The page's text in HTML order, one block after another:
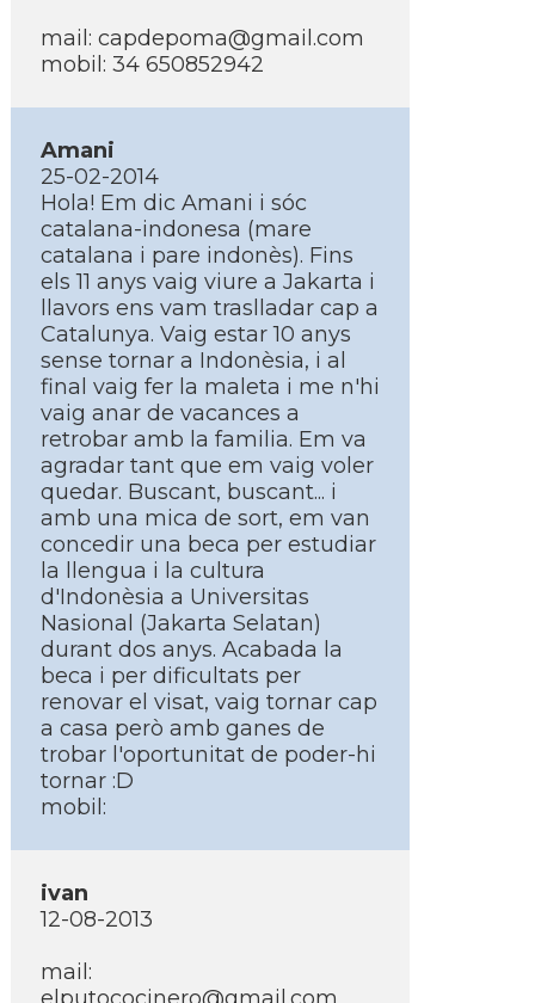
mail: capdepoma@gmail.com
mobil: 34 650852942
Amani
25-02-2014
Hola! Em dic Amani i sóc
catalana-indonesa (mare
catalana i pare indonès). Fins
els 11 anys vaig viure a Jakarta i
llavors ens vam traslladar cap a
Catalunya. Vaig estar 10 anys
sense tornar a Indonèsia, i al
final vaig fer la maleta i me n'hi
vaig anar de vacances a
retrobar amb la familia. Em va
agradar tant que em vaig voler
quedar. Buscant, buscant... i
amb una mica de sort, em van
concedir una beca per estudiar
la llengua i la cultura
d'Indonèsia a Universitas
Nasional (Jakarta Selatan)
durant dos anys. Acabada la
beca i per dificultats per
renovar el visat, vaig tornar cap
a casa però amb ganes de
trobar l'oportunitat de poder-hi
tornar :D
mobil:
ivan
12-08-2013
mail: